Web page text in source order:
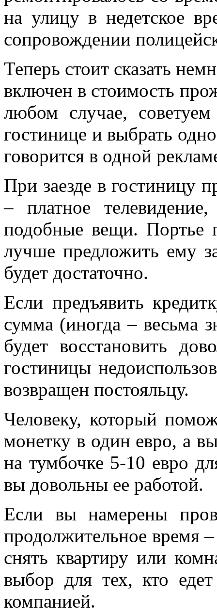
на улицу в недетское
сопровождении
Теперь стоит сказать
включен в стоимость
любом случае,
гостинице и выбрать
говорится в одной
При заезде в гостиницу
– платное
подобные вещи. Портье
лучше предложить ему
будет достаточно.
Если предъявить
сумма (иногда – весьма
будет восстановить
гостиницы
возвращен постояльцу.
Человеку, который
монетку в один евро, а
на тумбочке 5-10 евро
вы довольны ее работой.
Если вы намерены
продолжительное время
снять квартиру или
выбор для тех, кто
компанией.